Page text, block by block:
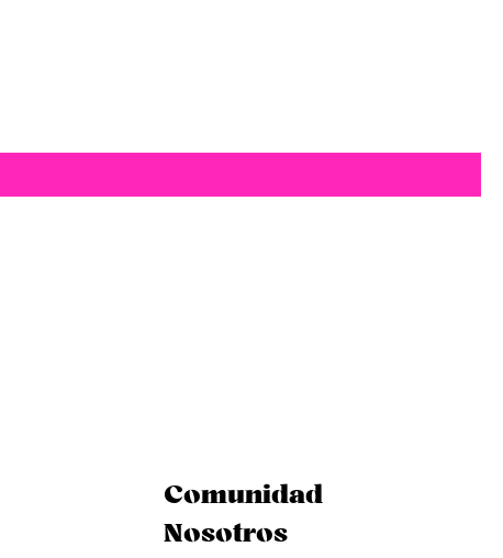
Comunidad
Nosotros